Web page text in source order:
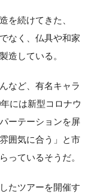
を続けてきた、
なく、仏具や和家
造している。
など、有名キャラ
には新型コロナウ
ーテーションを屏
囲気に合う」と市
っているそうだ。
たツアーを開催す